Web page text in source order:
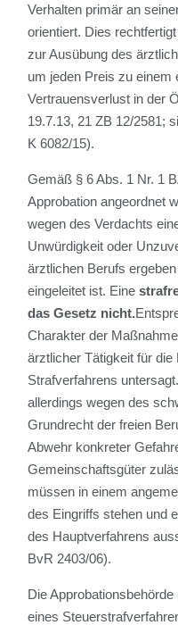
Verhalten primär an
orientiert. Dies
zur Ausübung des
um jeden Preis zu einem
Vertrauensverlust in der
19.7.13, 21 ZB 12/2581;
K 6082/15).
Gemäß § 6 Abs. 1 Nr. 1
Approbation angeordnet
wegen des Verdachts
Unwürdigkeit oder
ärztlichen Berufs
eingeleitet ist. Eine
das Gesetz nicht.
Charakter der
ärztlicher Tätigkeit für
Strafverfahrens
allerdings wegen des
Grundrecht der freien
Abwehr konkreter
Gemeinschaftsgüter
müssen in einem
des Eingriffs stehen und
des Hauptverfahrens
BvR 2403/06).
Die
eines